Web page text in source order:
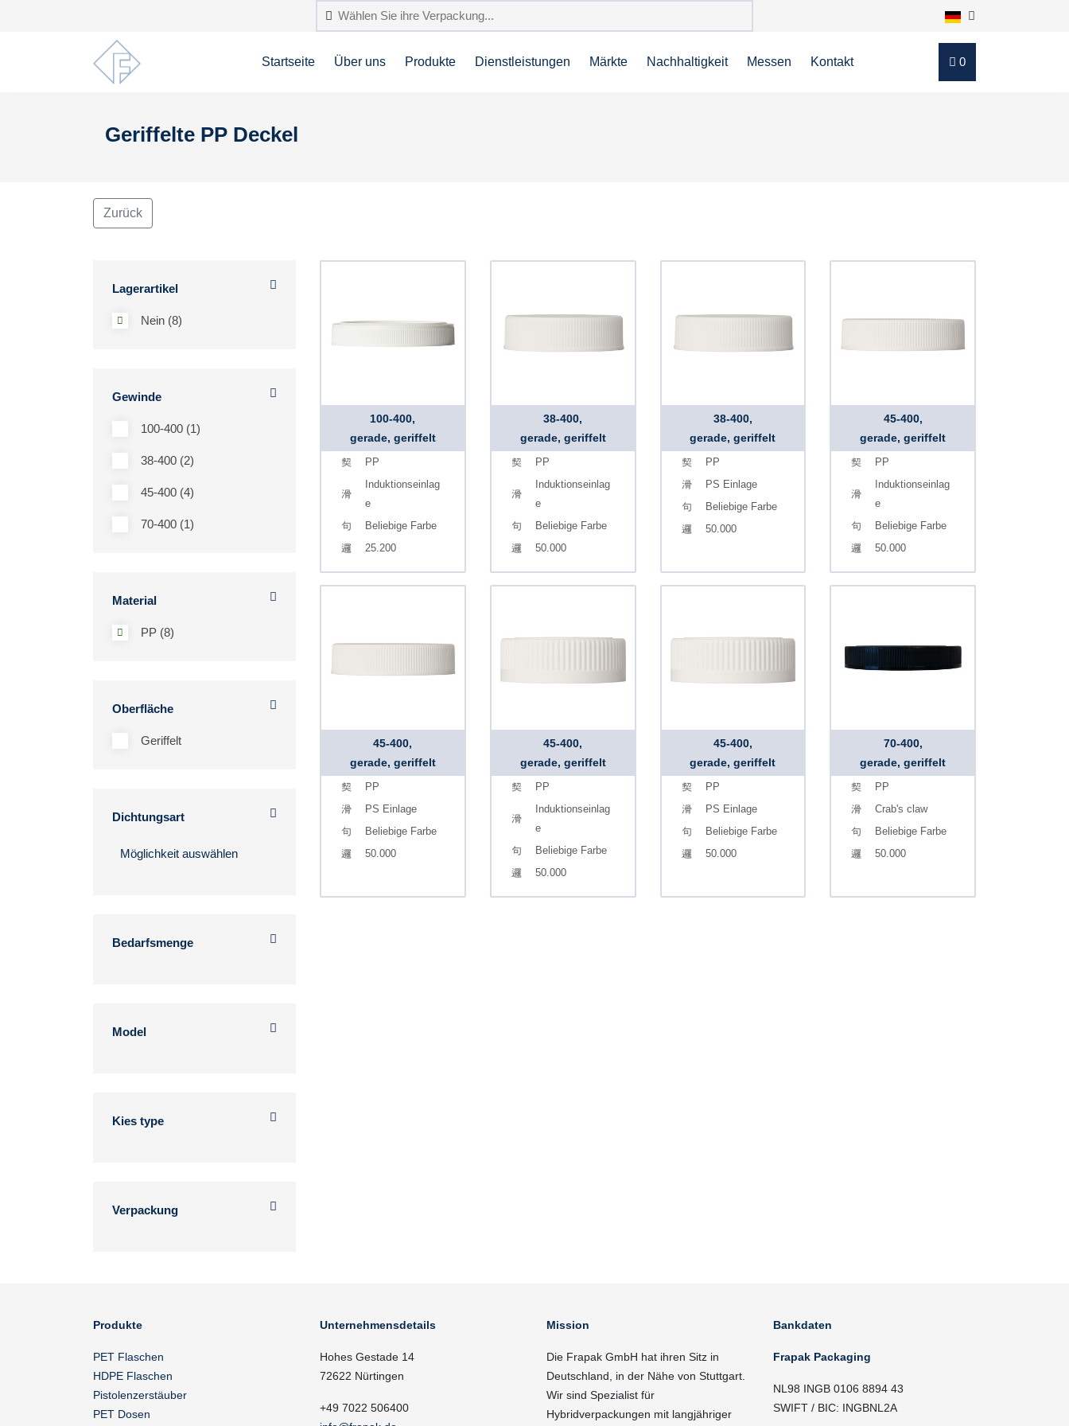
Startseite Über uns Produkte Dienstleistungen Märkte Nachhaltigkeit Messen Kontakt 0
Geriffelte PP Deckel
Zurück
Lagerartikel
Nein (8)
Gewinde
100-400 (1)
38-400 (2)
45-400 (4)
70-400 (1)
Material
PP (8)
Oberfläche
Geriffelt
Dichtungsart
Bedarfsmenge
Model
Kies type
Verpackung
100-400,
gerade, geriffelt
PP
Induktionseinlag
e
Beliebige Farbe
25.200
38-400,
gerade, geriffelt
PP
Induktionseinlag
e
Beliebige Farbe
50.000
38-400,
gerade, geriffelt
PP
PS Einlage
Beliebige Farbe
50.000
45-400,
gerade, geriffelt
PP
Induktionseinlag
e
Beliebige Farbe
50.000
45-400,
gerade, geriffelt
PP
PS Einlage
Beliebige Farbe
50.000
45-400,
gerade, geriffelt
PP
Induktionseinlag
e
Beliebige Farbe
50.000
45-400,
gerade, geriffelt
PP
PS Einlage
Beliebige Farbe
50.000
70-400,
gerade, geriffelt
PP
Crab's claw
Beliebige Farbe
50.000
Produkte
PET Flaschen
HDPE Flaschen
Pistolenzerstäuber
PET Dosen
Unternehmensdetails
Hohes Gestade 14
72622 Nürtingen
+49 7022 506400
Mission
Die Frapak GmbH hat ihren Sitz in
Deutschland, in der Nähe von Stuttgart.
Wir sind Spezialist für
Hybridverpackungen mit langjähriger
Bankdaten
Frapak Packaging
NL98 INGB 0106 8894 43
SWIFT / BIC: INGBNL2A